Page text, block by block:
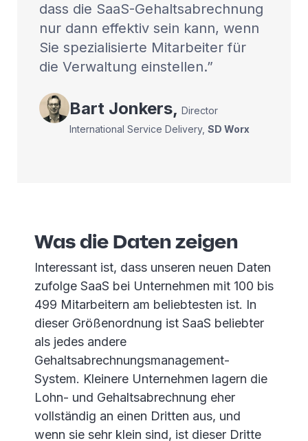
dass die SaaS-Gehaltsabrechnung
nur dann effektiv sein kann, wenn
Sie spezialisierte Mitarbeiter für
die Verwaltung einstellen.
Bart Jonkers,Director
International Service Delivery,SD Worx
Was die Daten zeigen
Interessant ist, dass unseren neuen Daten
zufolge SaaS bei Unternehmen mit 100 bis
499 Mitarbeitern am beliebtesten ist. In
dieser Größenordnung ist SaaS beliebter
als jedes andere
Gehaltsabrechnungsmanagement-
System. Kleinere Unternehmen lagern die
Lohn- und Gehaltsabrechnung eher
vollständig an einen Dritten aus, und
wenn sie sehr klein sind, ist dieser Dritte